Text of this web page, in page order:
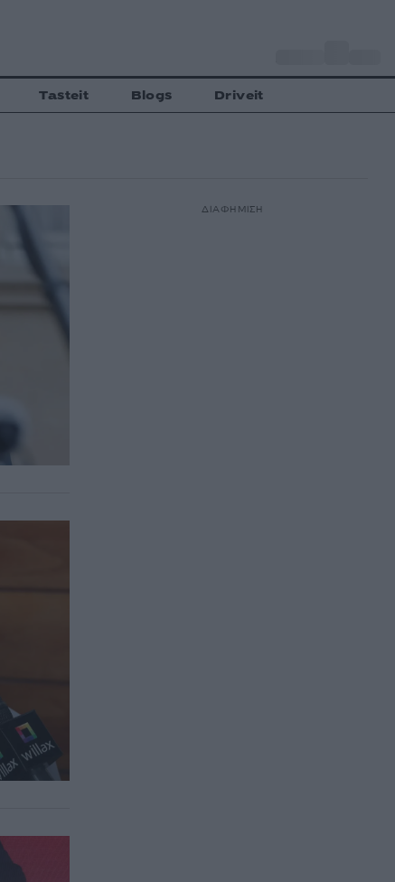
Tasteit Blogs Driveit
ΔΙΑΦΗΜΙΣΗ